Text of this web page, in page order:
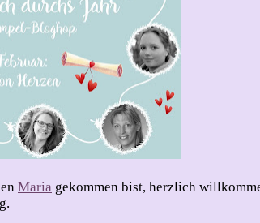
Maria gekommen bist, herzlich